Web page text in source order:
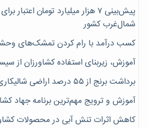
پیش‌بینی ۷‌ هزار میلیارد تومان
شمال‌غرب کشور
کسب درآمد با رام کردن تمشک‌های
آموزش، زیربنای استفاده کشاورزان از
برداشت برنج از ۵۵ درصد اراضی شالیکاری گیلان
آموزش و ترویج مهم‌ترین برنامه جهاد
کاهش اثرات تنش آبی در محصولات